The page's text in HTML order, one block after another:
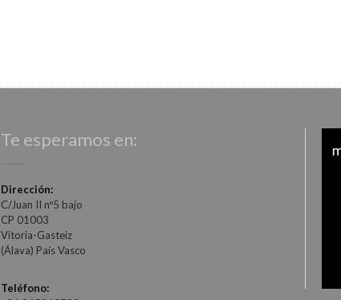
Te esperamos en:
Dirección:
C/Juan II nº5 bajo
CP 01003
Vitoria-Gasteiz
(Álava) País Vasco
Teléfono: